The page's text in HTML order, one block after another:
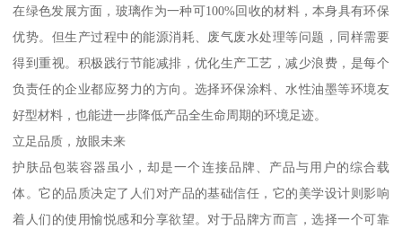
在绿色发展方面，玻璃作为一种可100%回收的材料，本身具有环保
优势。但生产过程中的能源消耗、废气废水处理等问题，同样需要
得到重视。积极践行节能减排，优化生产工艺，减少浪费，是每个
负责任的企业都应努力的方向。选择环保涂料、水性油墨等环境友
好型材料，也能进一步降低产品全生命周期的环境足迹。
立足品质，放眼未来
护肤品包装容器虽小，却是一个连接品牌、产品与用户的综合载
体。它的品质决定了人们对产品的基础信任，它的美学设计则影响
着人们的使用愉悦感和分享欲望。对于品牌方而言，选择一个可靠